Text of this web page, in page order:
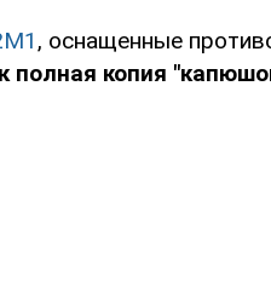
, оснащенные
полная копия